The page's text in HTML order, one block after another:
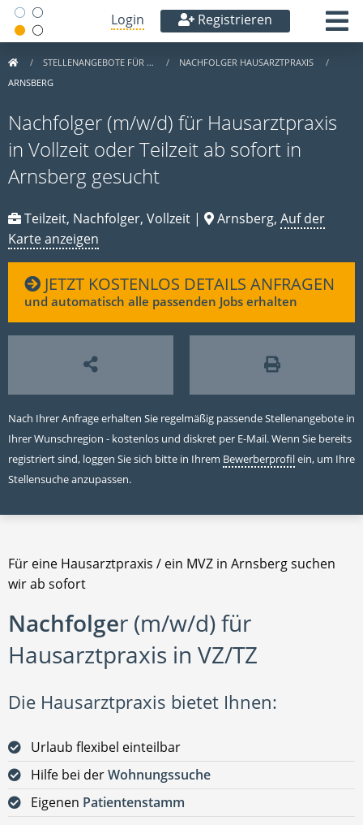
Login Registrieren
STELLENANGEBOTE FÜR …
NACHFOLGER HAUSARZTPRAXIS
ARNSBERG
Nachfolger (m/w/d) für Hausarztpraxis
in Vollzeit oder Teilzeit ab sofort in
Arnsberg gesucht
Teilzeit, Nachfolger, Vollzeit | Arnsberg, Auf der
Karte anzeigen
JETZT KOSTENLOS DETAILS ANFRAGEN
und automatisch alle passenden Jobs erhalten
Nach Ihrer Anfrage erhalten Sie regelmäßig passende Stellenangebote in
Ihrer Wunschregion - kostenlos und diskret per E-Mail. Wenn Sie bereits
registriert sind, loggen Sie sich bitte in Ihrem Bewerberprofilein, um Ihre
Stellensuche anzupassen.
Für eine Hausarztpraxis / ein MVZ in Arnsberg suchen
wir ab sofort
Nachfolger (m/w/d) für
Hausarztpraxis in VZ/TZ
Die Hausarztpraxis bietet Ihnen:
Urlaub flexibel einteilbar
Hilfe bei derWohnungssuche
Eigenen Patientenstamm